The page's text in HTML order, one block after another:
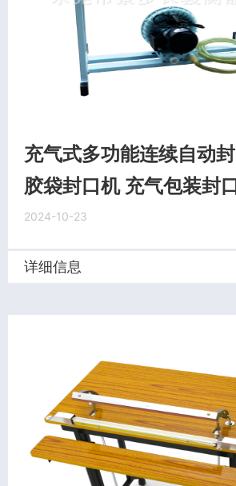
充气式多功能连续自动
胶袋封口机 充气包装封
2024-10-23
详细信息